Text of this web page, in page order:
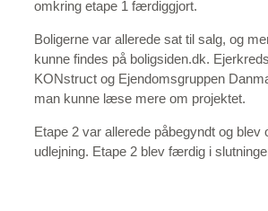
omkring etape 1 færdiggjort.
Boligerne var allerede sat til salg, og
kunne findes på boligsiden.dk.
KONstruct og Ejendomsgruppen
man kunne læse mere om projektet.
Etape 2 var allerede påbegyndt og blev
udlejning. Etape 2 blev færdig i